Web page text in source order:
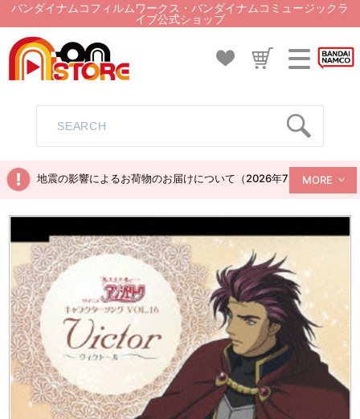
バンダイナムコフィルムワークス・バンダイナムコミュージックラ
イブ公式ショップ
地震の影響によるお荷物のお届けについて（2026年7月28日現在）
MORE